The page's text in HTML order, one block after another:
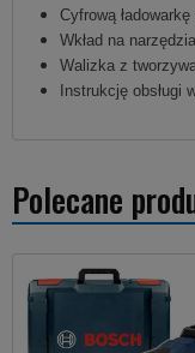
Cyfrową
Wkład na
Walizka z
Instrukcję obsługi
Polecane